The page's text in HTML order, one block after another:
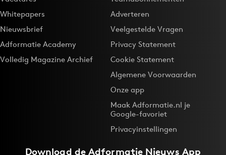
Whitepapers
Nieuwsbrief
Adformatie Academy
Volledig Magazine Archief
Adverteren
Veelgestelde Vragen
Privacy Statement
Cookie Statement
Algemene Voorwaarden
Onze app
Maak Adformatie.nl je
Google-favoriet
Privacyinstellingen
Download deAdformatie Nieuws App